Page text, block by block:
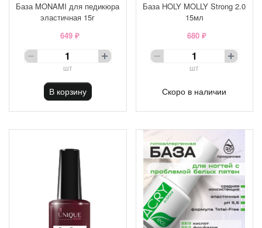
База MONAMI для педикюра
эластичная 15г
649 ₽
шт
В корзину
База HOLY MOLLY Strong 2.0
15мл
680 ₽
шт
Скоро в наличии